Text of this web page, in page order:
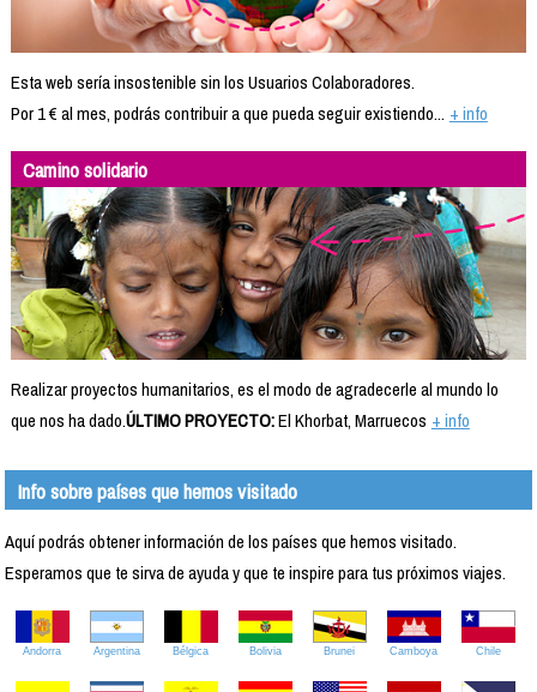
Esta web sería insostenible sin los Usuarios Colaboradores.
Por 1 € al mes, podrás contribuir a que pueda seguir existiendo... + info
Camino solidario
Realizar proyectos humanitarios, es el modo de agradecerle al mundo lo
que nos ha dado.ÚLTIMO PROYECTO:El Khorbat, Marruecos + info
Info sobre países que hemos visitado
Aquí podrás obtener información de los países que hemos visitado.
Esperamos que te sirva de ayuda y que te inspire para tus próximos viajes.
Andorra Argentina Bélgica Bolivia Brunei Camboya Chile